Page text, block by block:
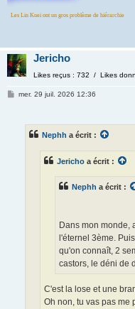
gros problème de hiérarchie
Jericho
Likes reçus : 732 / Likes
mer. 29 juil. 2026 12:36
Nephh a écrit :
Jericho a écrit :
Nephh a écrit :
Dans mon monde,
l'éternel 3ème.
qu'on connaît, 2
castors, le déni de
C'est la lose et une
Oh non, tu vas pas me